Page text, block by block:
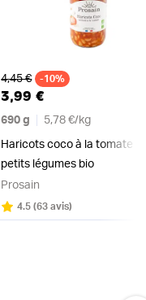
Ancien prix
4,45 € -10%
3,99 €
690 g 5,78 €/ kg
Haricots coco à la tomate
petits légumes bio
Prosain
Note
4.5sur 5
(63 avis)